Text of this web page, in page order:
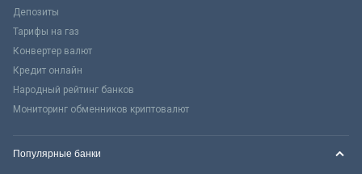
Депозиты
Тарифы на газ
Конвертер валют
Кредит онлайн
Народный рейтинг банков
Мониторинг обменников криптовалют
Популярные банки